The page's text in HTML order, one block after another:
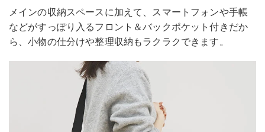
メインの収納スペースに加えて、スマートフォンや手帳
などがすっぽり入るフロント＆バックポケット付きだか
ら、小物の仕分けや整理収納もラクラクできます。